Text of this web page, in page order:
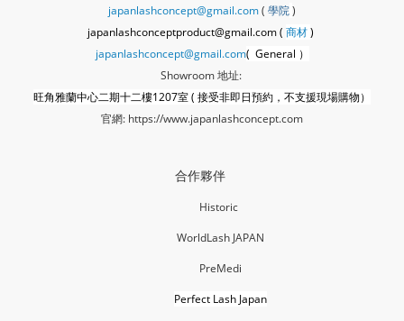
japanlashconcept@gmail.com( 學院)
japanlashconceptproduct@gmail.com ( 商材)
japanlashconcept@gmail.com( General ）
Showroom 地址:
旺角雅蘭中心二期十二樓1207室 ( 接受非即日預約，不支援現場購物）
官網: https://www.japanlashconcept.com
合作夥伴
Historic
WorldLash JAPAN
PreMedi
Perfect Lash Japan